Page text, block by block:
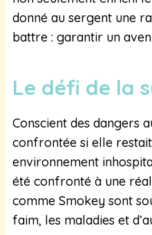
donné au sergent une
battre : garantir un
Le défi de la
Conscient des dangers
confrontée si elle
environnement
été confronté à une
comme Smokey sont
faim, les maladies et